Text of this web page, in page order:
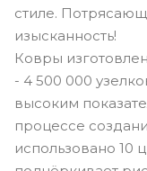
стиле.
изысканность!
Ковры
- 4 500 000
высоким
процессе
использовано 10